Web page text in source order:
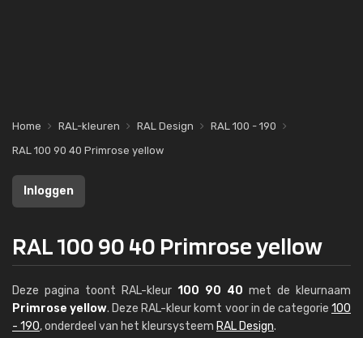
Home RAL-kleuren RAL Design
RAL 100 - 190
RAL 100 90 40 Primrose yellow
Inloggen
RAL 100 90 40 Primrose yellow
Deze pagina toont RAL-kleur 100 90 40 met de kleurnaam
Primrose yellow. Deze RAL-kleur komt voor in de categorie100
- 190, onderdeel van het kleursysteem RAL Design.